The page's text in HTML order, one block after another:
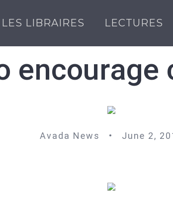
LES LIBRAIRES LECTURES
encourage
Avada News • June 2,